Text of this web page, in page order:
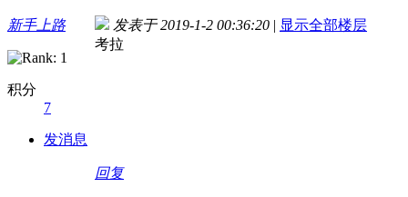
新手上路
积分
7
发消息
发表于 2019-1-2 00:36:20 | 显示全部楼层
考拉
回复